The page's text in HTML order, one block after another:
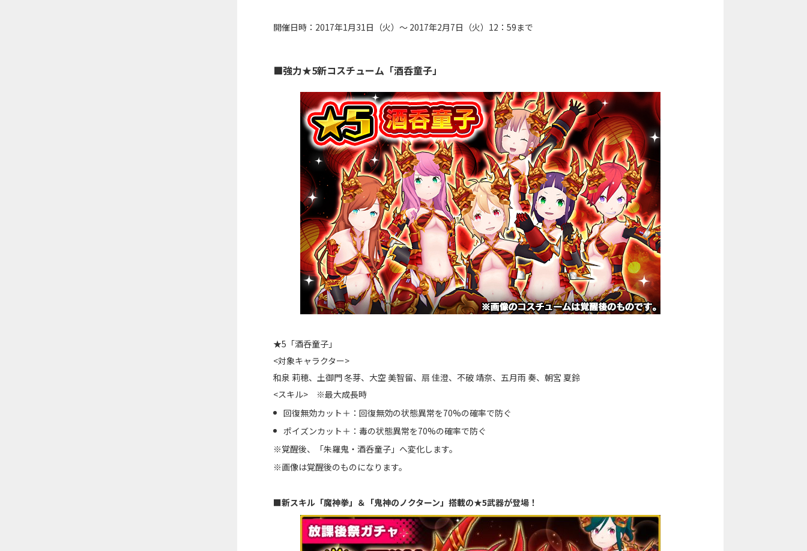
開催日時：2017年1月31日（火）～ 2017年2月7日（火）12：59まで
■強力★5新コスチューム「酒呑童子」
★5「酒呑童子」
<対象キャラクター>
和泉 莉穂、土御門 冬芽、大空 美智留、扇 佳澄、不破 靖奈、五月雨 奏、朝宮 夏鈴
<スキル> ※最大成長時
回復無効カット＋：回復無効の状態異常を70%の確率で防ぐ
ポイズンカット＋：毒の状態異常を70%の確率で防ぐ
※覚醒後、「朱羅鬼・酒呑童子」へ変化します。
※画像は覚醒後のものになります。
■新スキル「魔神拳」＆「鬼神のノクターン」搭載の★5武器が登場！